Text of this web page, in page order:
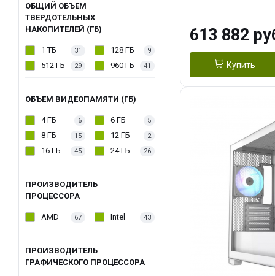
ОБЩИЙ ОБЪЕМ
ТВЕРДОТЕЛЬНЫХ
НАКОПИТЕЛЕЙ (ГБ)
1 ТБ 31 128 ГБ 9
512 ГБ 29 960 ГБ 41
ОБЪЕМ ВИДЕОПАМЯТИ (ГБ)
4 ГБ 6 6 ГБ 5
8 ГБ 15 12 ГБ 2
16 ГБ 45 24 ГБ 26
ПРОИЗВОДИТЕЛЬ
ПРОЦЕССОРА
AMD 67 Intel 43
ПРОИЗВОДИТЕЛЬ
ГРАФИЧЕСКОГО ПРОЦЕССОРА
Turbo/ 960 ГБ
613 882
Купить